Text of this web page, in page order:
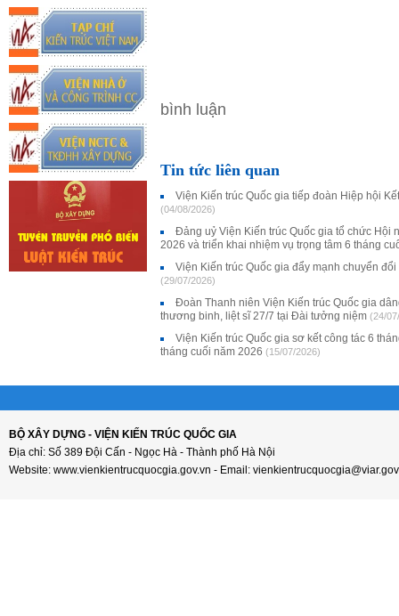
bình luận
Tin tức liên quan
Viện Kiến trúc Quốc gia tiếp đoàn Hiệp hội
(04/08/2026)
Đảng uỷ Viện Kiến trúc Quốc gia tổ chức Hội
2026 và triển khai nhiệm vụ trọng tâm 6 tháng
Viện Kiến trúc Quốc gia đẩy mạnh chuyển
(29/07/2026)
Đoàn Thanh niên Viện Kiến trúc Quốc gia
thương binh, liệt sĩ 27/7 tại Đài tưởng niệm (24/
Viện Kiến trúc Quốc gia sơ kết công tác 6
tháng cuối năm 2026 (15/07/2026)
BỘ XÂY DỰNG - VIỆN KIẾN TRÚC QUỐC GIA
Địa chỉ: Số 389 Đội Cấn - Ngọc Hà - Thành phố Hà Nội
Website: www.vienkientrucquocgia.gov.vn - Email: